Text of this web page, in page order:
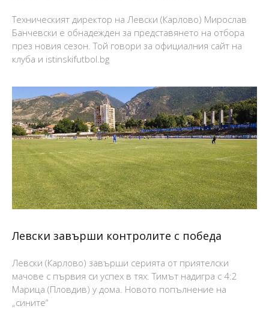
Техническият директор на Левски (Карлово) Мирослав
Банчевски е обнадежден за представянето на отбора
през новия сезон. Той говори за официалния сайт на
клуба и istinskifutbol.bg
Левски завърши контролите с победа
Левски (Карлово) завърши серията от приятелски
мачове с първия си успех в тях. Тимът надигра с 4:2
Марица (Пловдив) у дома. Новото попълнение на
„сините“